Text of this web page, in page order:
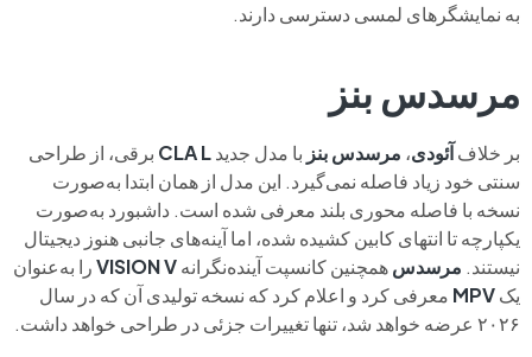
به نمایشگرهای لمسی دسترسی دارند.
مرسدس بنز
بر خلافآئودی، مرسدس بنز با مدل جدید CLAL
برقی، از طراحی
سنتی خود زیاد فاصله نمی‌گیرد. این مدل از همان ابتدا به‌صورت
نسخه با فاصله محوری بلند معرفی شده است. داشبورد به‌صورت
یکپارچه تا انتهای کابین کشیده شده، اما آینه‌های جانبی هنوز دیجیتال
نیستند. مرسدسهمچنین کانسپت آینده‌نگرانهVISION Vرا به‌عنوان
یکMPV معرفی کرد و اعلام کرد که نسخه تولیدی آن که در سال
۲۰۲۶ عرضه خواهد شد، تنها تغییرات جزئی در طراحی خواهد داشت.